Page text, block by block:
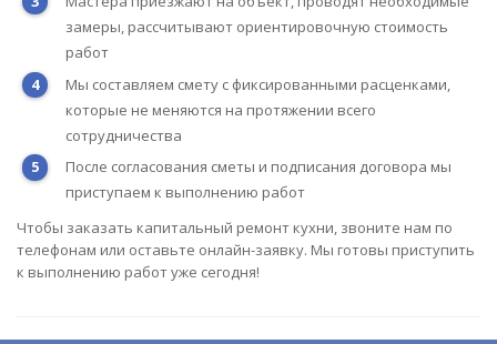
замеры, рассчитывают ориентировочную стоимость
работ
Мы составляем смету с фиксированными расценками,
которые не меняются на протяжении всего
сотрудничества
После согласования сметы и подписания договора мы
приступаем к выполнению работ
Чтобы заказать капитальный ремонт кухни, звоните нам по
телефонам или оставьте онлайн-заявку. Мы готовы приступить
к выполнению работ уже сегодня!